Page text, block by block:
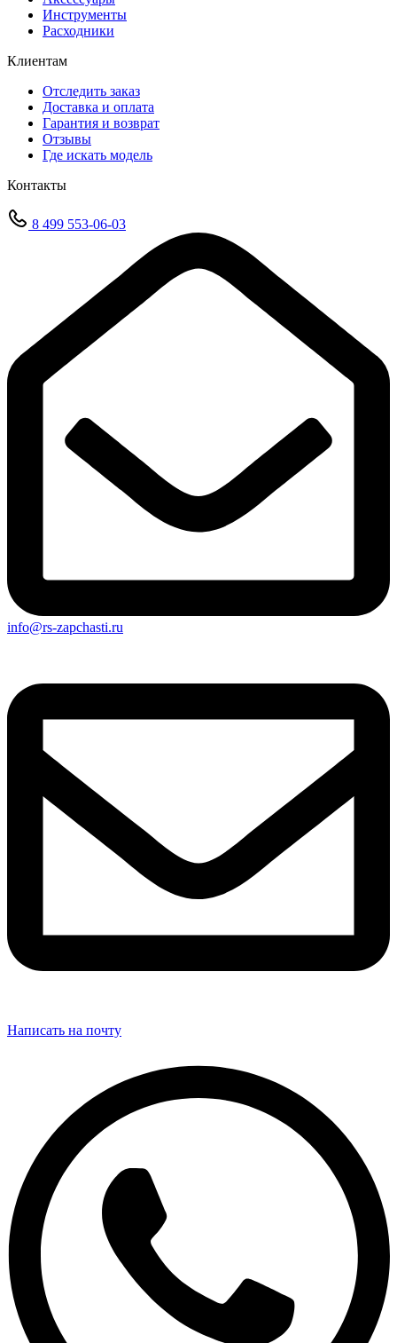
Инструменты
Расходники
Клиентам
Отследить заказ
Доставка и оплата
Гарантия и возврат
Отзывы
Где искать модель
Контакты
8 499 553-06-03
info@rs-zapchasti.ru
Написать на почту